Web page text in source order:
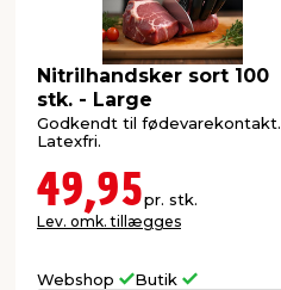
Nitrilhandsker sort 100
stk. - Large
Godkendt til fødevarekontakt.
Latexfri.
49,95pr. stk.
Lev. omk. tillægges
Webshop Butik